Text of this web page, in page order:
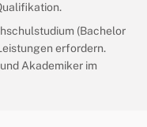
(Bachelor
erfordern.
Akademiker im